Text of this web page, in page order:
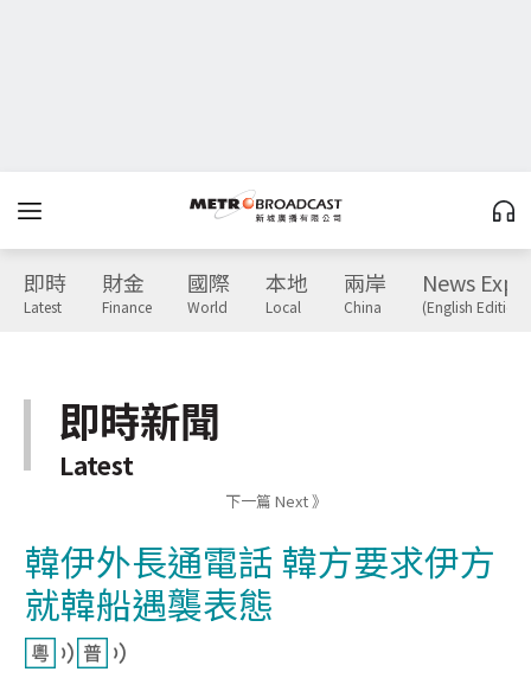
即時
Latest
財金
Finance
國際
World
本地
Local
兩岸
China
News
(English Edition)
即時新聞
Latest
下一篇 Next 》
韓伊外長通電話 韓方要求伊方
就韓船遇襲表態